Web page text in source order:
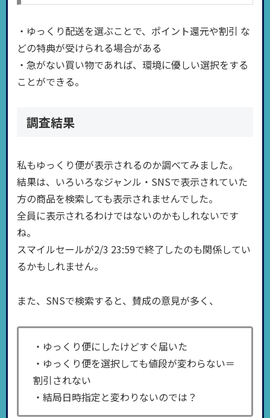
・ゆっくり配送を選ぶことで、ポイント還元や割引 な
どの特典が受けられる場合がある
・急がない買い物であれば、環境に優しい選択をする
ことができる。
調査結果
私もゆっくり便が表示されるのか調べてみました。
結果は、いろいろなジャンル・SNSで表示されていた
方の商品を検索しても表示されませんでした。
全員に表示されるわけではないのかもしれないです
ね。
スマイルセールが2/3 23:59で終了したのも関係してい
るかもしれません。
また、SNSで検索すると、賛成の意見が多く、
・ゆっくり便にしたけどすぐ届いた
・ゆっくり便を選択しても値段が変わらない＝
割引されない
・結局日時指定と変わりないのでは？